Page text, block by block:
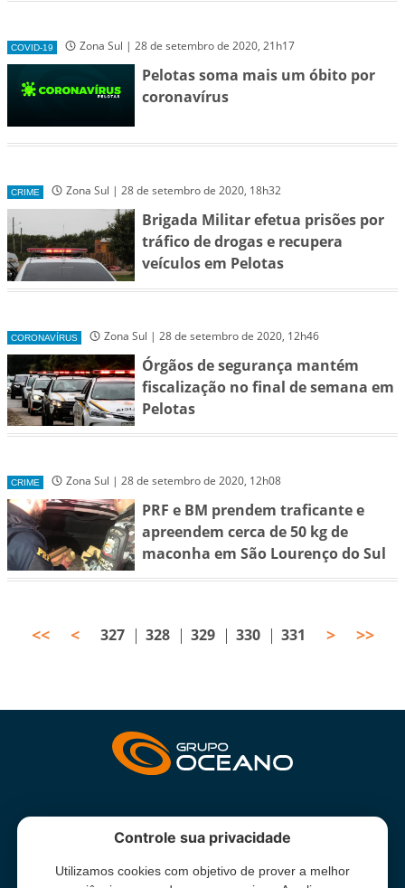
COVID-19 Zona Sul | 28 de setembro de 2020, 21h17
Pelotas soma mais um óbito por
coronavírus
CRIME Zona Sul | 28 de setembro de 2020, 18h32
Brigada Militar efetua prisões por
tráfico de drogas e recupera
veículos em Pelotas
CORONAVÍRUS Zona Sul | 28 de setembro de 2020, 12h46
Órgãos de segurança mantém
fiscalização no final de semana em
Pelotas
CRIME Zona Sul | 28 de setembro de 2020, 12h08
PRF e BM prendem traficante e
apreendem cerca de 50 kg de
maconha em São Lourenço do Sul
<< < 327 328 329 330 331 > >>
INSTITUCIONAL
Grupo Oceano - Todos direitos reservados -
Controle sua privacidade
Utilizamos cookies com objetivo de prover a melhor